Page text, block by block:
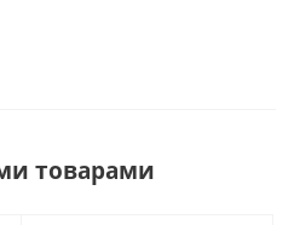
товарами